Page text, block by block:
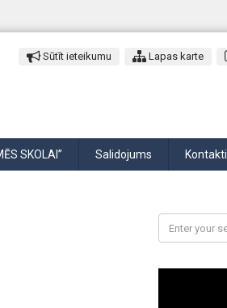
Sūtīt ieteikumu Lapas karte
SKOLAI” Salidojums Kontakti